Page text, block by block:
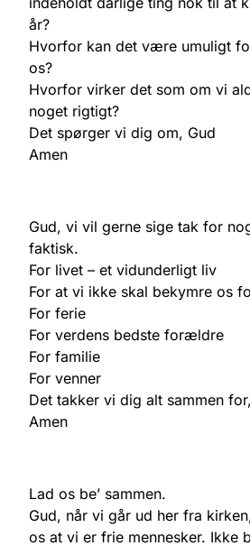
år?
Hvorfor kan det være umuligt
os?
Hvorfor virker det som om vi
noget rigtigt?
Det spørger vi dig om, Gud
Amen
Gud, vi vil gerne sige tak for
faktisk.
For livet – et vidunderligt liv
For at vi ikke skal bekymre os
For ferie
For verdens bedste forældre
For familie
For venner
Det takker vi dig alt sammen
Amen
Lad os be’ sammen.
Gud, når vi går ud her fra
os at vi er frie mennesker. Ikke